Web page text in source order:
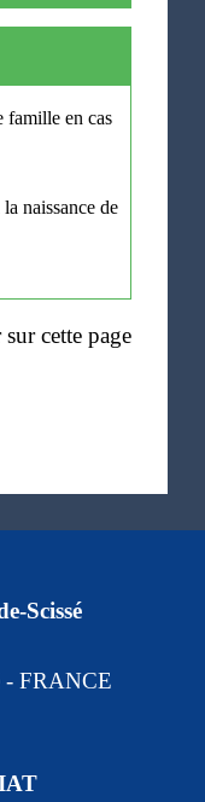
famille en cas
naissance de
cette page
Scissé
- FRANCE